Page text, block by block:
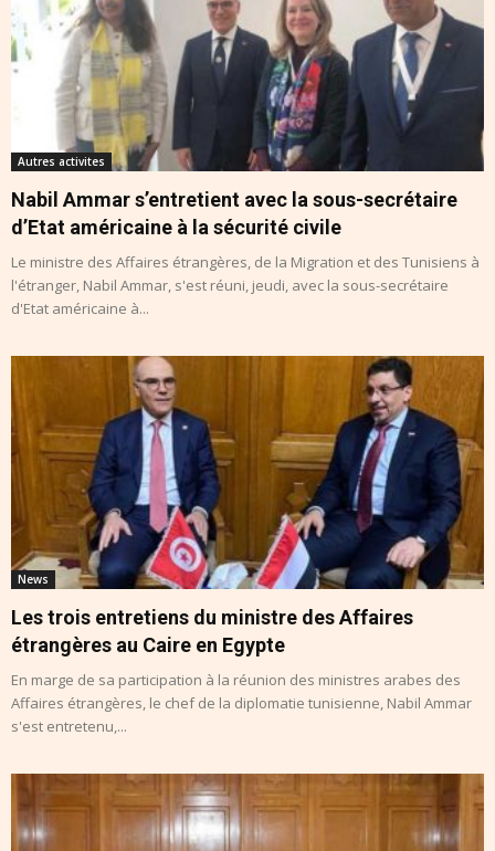
Autres activites
Nabil Ammar s’entretient avec la sous-secrétaire
d’Etat américaine à la sécurité civile
Le ministre des Affaires étrangères, de la Migration et des Tunisiens à
l'étranger, Nabil Ammar, s'est réuni, jeudi, avec la sous-secrétaire
d'Etat américaine à...
News
Les trois entretiens du ministre des Affaires
étrangères au Caire en Egypte
En marge de sa participation à la réunion des ministres arabes des
Affaires étrangères, le chef de la diplomatie tunisienne, Nabil Ammar
s'est entretenu,...